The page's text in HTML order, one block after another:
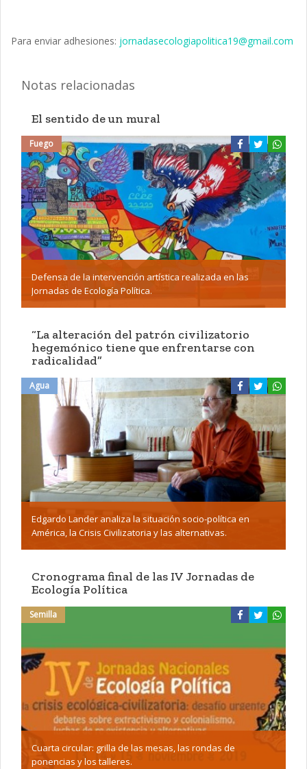
Para enviar adhesiones: jornadasecologiapolitica19@gmail.com
Notas relacionadas
El sentido de un mural
Fuego
Defensa de la intervención artística realizada en las
Jornadas de Ecología Política.
“La alteración del patrón civilizatorio
hegemónico tiene que enfrentarse con
radicalidad”
Agua
Edgardo Lander analiza la situación socio-política en
América, la Crisis Civilizatoria y las alternativas.
Cronograma final de las IV Jornadas de
Ecología Política
Semilla
Cuarta circular: grilla de las mesas, las rondas de
ponencias y los talleres.